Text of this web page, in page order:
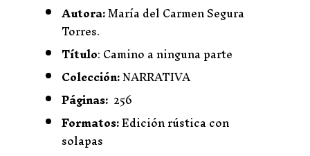
Autora:María del Carmen Segura
Torres.
Título: Camino a ninguna parte
Colección:NARRATIVA
Páginas:256
Formatos:Edición rústica con
solapas